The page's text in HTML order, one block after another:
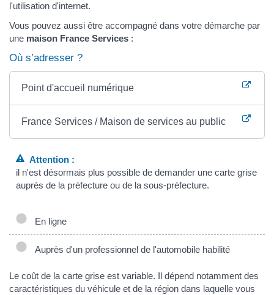
l'utilisation d'internet.
Vous pouvez aussi être accompagné dans votre démarche par
une maison France Services :
Où s’adresser ?
Point d'accueil numérique
France Services / Maison de services au public
Attention :
il n'est désormais plus possible de demander une carte grise
auprès de la préfecture ou de la sous-préfecture.
En ligne
Auprès d'un professionnel de l'automobile habilité
Le coût de la carte grise est variable. Il dépend notamment des
caractéristiques du véhicule et de la région dans laquelle vous